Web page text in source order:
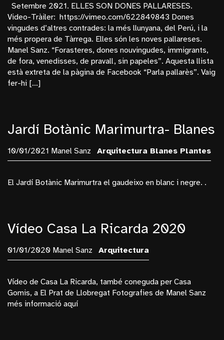
Videos
Docu-Web
Texts
Qui Soc: Manel Sanz
Contacte
Setembre 2021. ELLES SON DONES PALLARESES.
Video-Tràiler: https://vimeo.com/622849843 Dones
vingudes d’altres contrades: la més llunyana, del Perú, i la
més propera de Tàrrega. Elles són les noves pallareses.
Manel Sanz. “Forasteres, dones nouvingudes, immigrants,
de fora, venedisses, de pravall, sin papeles”. Aquesta llista
està extreta de la pàgina de Facebook “Parla pallarès”. Vaig
fer-hi […]
Jardí Botànic Marimurtra- Blanes
10/01/2021 Manel Sanz Arquitectura Blanes Plantes
El Jardí Botànic Marimurtra el gaudeixo en blanc i negre. .
Vídeo Casa La Ricarda 2020
01/01/2020 Manel Sanz Arquitectura
Vídeo de Casa La Ricarda, també coneguda per Casa
Gomis, a El Prat de Llobregat Fotografies de Manel Sanz
més informació aquí